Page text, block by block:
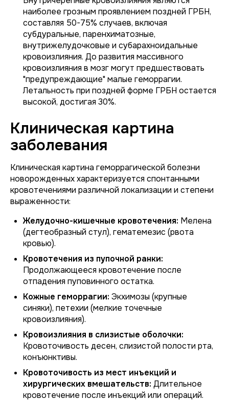
наиболее грозным проявлением поздней ГРБН,
составляя 50-75% случаев, включая
субдуральные, паренхиматозные,
внутрижелудочковые и субарахноидальные
кровоизлияния. До развития массивного
кровоизлияния в мозг могут предшествовать
"предупреждающие" малые геморрагии.
Летальность при поздней форме ГРБН остается
высокой, достигая 30%.
Клиническая картина
заболевания
Клиническая картина геморрагической болезни
новорожденных характеризуется спонтанными
кровотечениями различной локализации и степени
выраженности:
Желудочно-кишечные кровотечения: Мелена
(дегтеобразный стул), гематемезис (рвота
кровью).
Кровотечения из пупочной ранки:
Продолжающееся кровотечение после
отпадения пуповинного остатка.
Кожные геморрагии: Экхимозы (крупные
синяки), петехии (мелкие точечные
кровоизлияния).
Кровоизлияния в слизистые оболочки:
Кровоточивость десен, слизистой полости рта,
конъюнктивы.
Кровоточивость из мест инъекций и
хирургических вмешательств: Длительное
кровотечение после инъекций или операций.